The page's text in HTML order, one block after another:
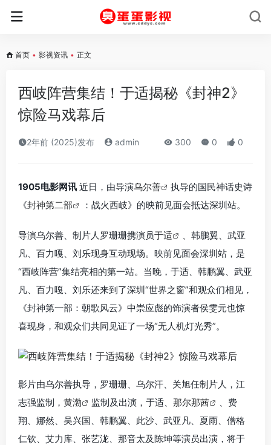
首页 • 影视资讯 • 正文
西岐阵营集结！于适揭秘《封神2》
惊险马戏幕后
2年前 (2025)发布 admin 300 0 0
1905电影网讯 近日，由导演乌尔善
执导的国民神话史诗
《封神第二部 ：战火西岐》的映前见面会抵达深圳站。
导演乌尔善、制片人罗珊珊携演员于适
、韩鹏翼、武亚
凡、百力嘎、刘乐现身互动现场。映前见面会深圳站，是
“西岐阵营”集结亮相的第一站。当晚，于适、韩鹏翼、武亚
凡、百力嘎、刘乐还来到了深圳“世界之窗”和观众们相见，
《封神第一部：朝歌风云》中崇应彪的饰演者侯雯元也惊
喜现身，和观众们共同见证了一场“无人机灯光秀”。
影片由乌尔善执导，罗珊珊、乌尔汗、关旭任制片人，江
志强监制， 黄渤 监制及出演，于适、 那尔那茜
、费
翔、娜然、吴兴国、韩鹏翼、此沙、武亚凡、夏雨、僧格
仁钦、艾力库、张艺泷、那音太及陈坤等演员出演，将于